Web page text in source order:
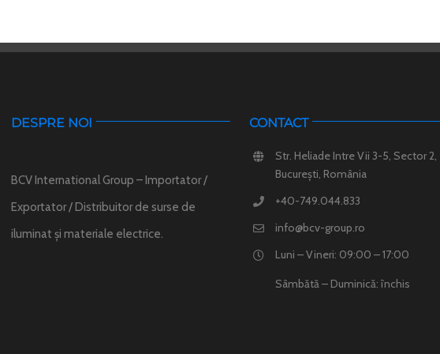
DESPRE NOI
BCV International Group – Importator /
Exportator / Distribuitor de surse de
iluminat și materiale electrice.
CONTACT
Str. Heliade Intre Vii 3-5, Sector 2,
București, România
+40-749.044.833
info@bcv-group.ro
Luni – Vineri: 09:00 – 17:00
Sâmbătă – Duminică: închis